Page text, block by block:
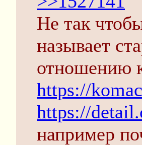
Не так
называет
отношению
https://
https://
например